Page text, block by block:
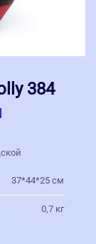
384
37*44*25 см
0,7 кг